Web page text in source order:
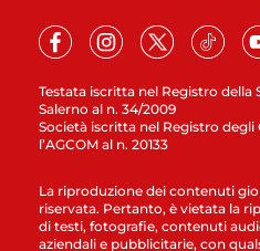
Testata iscritta nel Registro della
Salerno al n. 34/2009
Società iscritta nel Registro
l’AGCOM al n. 20133
La riproduzione dei contenuti
riservata. Pertanto, è vietata la
di testi, fotografie, contenuti
aziendali e pubblicitarie, con